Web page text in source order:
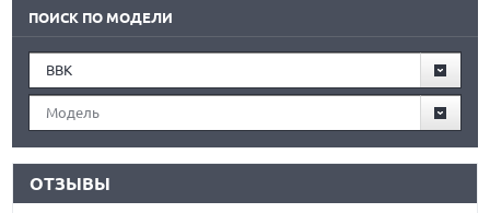
ПОИСК ПО МОДЕЛИ
BBK
Модель
ОТЗЫВЫ